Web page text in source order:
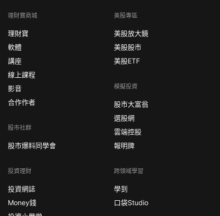
理財寶商城
理財寶
軟體
講座
線上課程
影音
合作作者
股市社群
股市爆料同學會
投資理財
投資網誌
Money錢
美股專區
美股放大鏡
美股股市
美股ETF
模擬投資
股市大富翁
選股網
雲端控股
報明牌
跨領域學習
學到
口袋Studio